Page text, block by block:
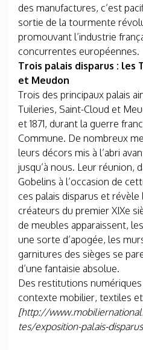
des manufactures, c’est
sortie de la tourmente
promouvant l’industrie
concurrentes européennes.
Trois palais disparus : les
et Meudon
Trois des principaux palais
Tuileries, Saint-Cloud et
et 1871, durant la guerre
Commune. De nombreux
leurs décors mis à l’abri
jusqu’à nous. Leur réunion,
Gobelins à l’occasion de
ces palais disparus et révèle
créateurs du premier XIXe
de meubles apparaissent,
une sorte d’apogée, les
garnitures des sièges se
d’une fantaisie absolue.
Des restitutions
contexte mobilier, textiles
[http://
tes/exposition-palais-